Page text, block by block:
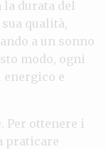
la durata del
qualità,
a un sonno
modo, ogni
e
Per ottenere i
praticare